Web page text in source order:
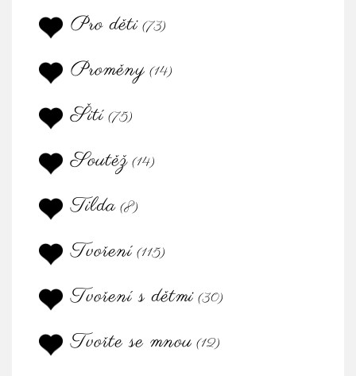
Pro děti (73)
Proměny (14)
Šití (75)
Soutěž (14)
Tilda (8)
Tvoření (115)
Tvoření s dětmi (30)
Tvořte se mnou (12)